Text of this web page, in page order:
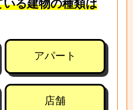
る建物の種類は
アパート
店舗